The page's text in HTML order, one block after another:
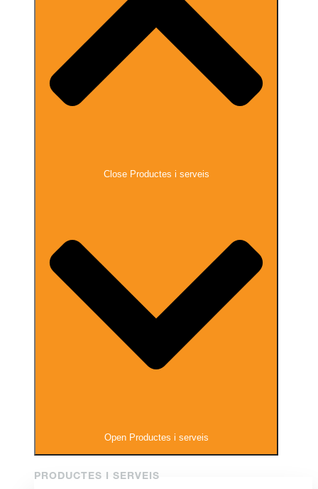
Close Productes i serveis
Open Productes i serveis
PRODUCTES I SERVEIS